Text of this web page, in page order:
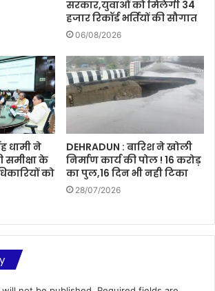
सरकार,युवाओं को मिलेगी 34
हजार रिकॉर्ड भर्तियों की सौगात
06/08/2026
धामी ने
समीक्षा के
को
DEHRADUN : बारिश ने खोली
निर्माण कार्य की पोल ! 16 करोड़
का पुल,16 दिन भी नही टिका
28/07/2026